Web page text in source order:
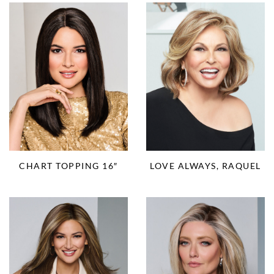
CHART TOPPING 16″ LOVE ALWAYS, RAQUEL